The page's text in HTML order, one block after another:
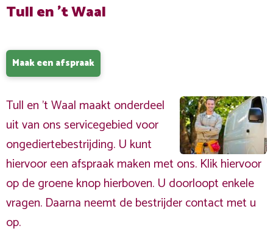
Tull en 't Waal
Maak een afspraak
Tull en 't Waal maakt onderdeel
uit van ons servicegebied voor
ongediertebestrijding. U kunt
hiervoor een afspraak maken met ons. Klik hiervoor
op de groene knop hierboven. U doorloopt enkele
vragen. Daarna neemt de bestrijder contact met u
op.